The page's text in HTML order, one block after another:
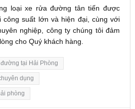
loại xe rửa đường tân tiến được
suất lớn và hiện đại, cùng với
nghiệp, công ty chúng tôi đảm
cho Quý khách hàng.
tại Hải Phòng
dụng
phòng